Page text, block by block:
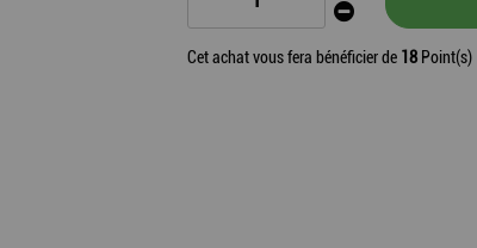
Cet achat vous fera bénéficier de 18 Point(s)